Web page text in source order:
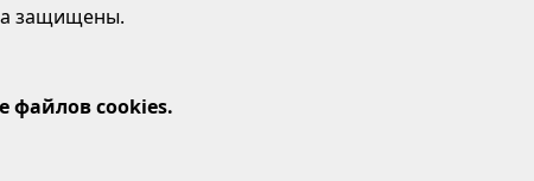
защищены.
файлов cookies.